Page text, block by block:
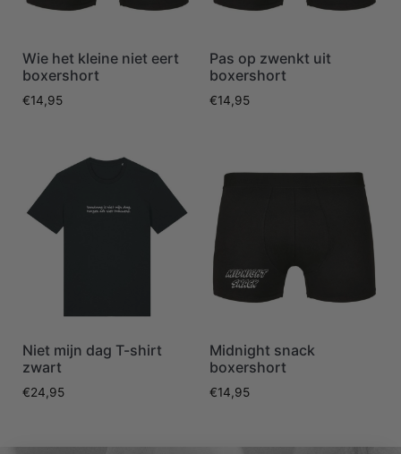
Wie het kleine niet eert
boxershort
€14,95
Pas op zwenkt uit
boxershort
€14,95
Niet mijn dag T-shirt
zwart
€24,95
Midnight snack
boxershort
€14,95